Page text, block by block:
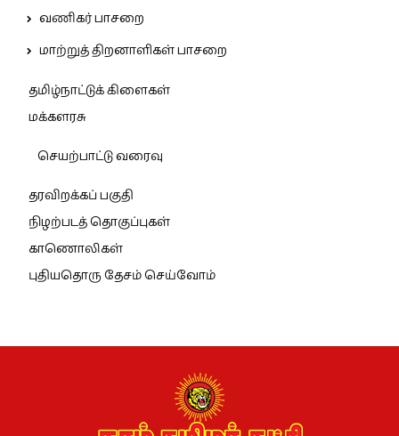
வணிகர் பாசறை
மாற்றுத் திறனாளிகள் பாசறை
தமிழ்நாட்டுக் கிளைகள்
மக்களரசு
செயற்பாட்டு வரைவு
தரவிறக்கப் பகுதி
நிழற்படத் தொகுப்புகள்
காணொலிகள்
புதியதொரு தேசம் செய்வோம்